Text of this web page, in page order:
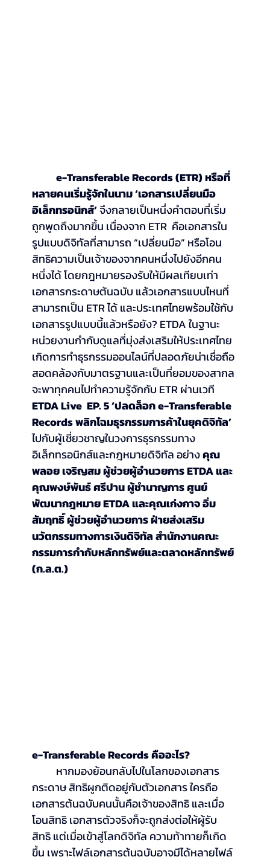
e-Transferable Records (ETR) หรือที่
หลายคนเริ่มรู้จักในนาม ‘เอกสารเปลี่ยนมือ
อิเล็กทรอนิกส์’ จึงกลายเป็นหนึ่งคำตอบที่เริ่ม
ถูกพูดถึงมากขึ้น เนื่องจาก ETR  คือเอกสารใน
รูปแบบดิจิทัลที่สามารถ “เปลี่ยนมือ” หรือโอน
สิทธิความเป็นเจ้าของจากคนหนึ่งไปยังอีกคน
หนึ่งได้ โดยกฎหมายรองรับให้มีผลเทียบเท่า
เอกสารกระดาษต้นฉบับ แล้วเอกสารแบบไหนที่
สามารถเป็น ETR ได้ และประเทศไทยพร้อมใช้กับ
เอกสารรูปแบบนี้แล้วหรือยัง? ETDA ในฐานะ
หน่วยงานกำกับดูแลที่มุ่งส่งเสริมให้ประเทศไทย
เกิดการทำธุรกรรมออนไลน์ที่ปลอดภัยน่าเชื่อถือ
สอดคล้องกับมาตรฐานและเป็นที่ยอมของสากล
จะพาทุกคนไปทำความรู้จักกับ ETR ผ่านเวที
ETDA Live  EP. 5 ‘ปลดล็อก e-Transferable
Records พลิกโฉมธุรกรรมการค้าในยุคดิจิทัล’
ไปกับผู้เชี่ยวชาญในวงการธุรกรรมทาง
อิเล็กทรอนิกส์และกฎหมายดิจิทัล อย่าง คุณ
พลอย เจริญสม ผู้ช่วยผู้อำนวยการ ETDA และ
คุณพงษ์พันธ์ ศรีปาน ผู้ชำนาญการ ศูนย์
พัฒนากฎหมาย ETDA และคุณเก่งกาจ อิ่ม
สัมฤทธิ์ ผู้ช่วยผู้อำนวยการ ฝ่ายส่งเสริม
นวัตกรรมทางการเงินดิจิทัล สำนักงานคณะ
กรรมการกำกับหลักทรัพย์และตลาดหลักทรัพย์
(ก.ล.ต.)
e-Transferable Records คืออะไร?
กระดาษ สิทธิผูกติดอยู่กับตัวเอกสาร ใครถือ
เอกสารต้นฉบับคนนั้นคือเจ้าของสิทธิ และเมื่อ
โอนสิทธิ เอกสารตัวจริงก็จะถูกส่งต่อให้ผู้รับ
สิทธิ แต่เมื่อเข้าสู่โลกดิจิทัล ความท้าทายก็เกิด
ขึ้น เพราะไฟล์เอกสารต้นฉบับอาจมีได้หลายไฟล์